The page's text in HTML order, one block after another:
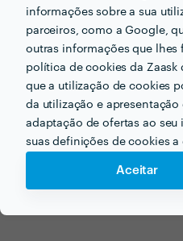
informações sobre a sua
parceiros, como a Google,
outras informações que lhes
política de cookies da Zaask
que a utilização de cookies
da utilização e
adaptação de ofertas ao seu
suas definições de cookies a
Aceitar
Informação validada
email
Receba várias